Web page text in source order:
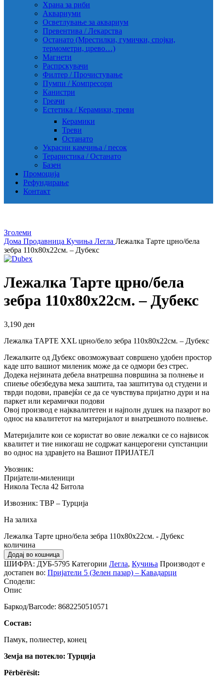
Храна за риби
Аквариуми
Осветлување за аквариум
Превентива / Лекарства
Останато (Мрестилки, гумички, спојки,
термометри, црево…)
Магнети
Распрскувачи
Филтер / Прочистување
Пумпи / Компресори
Канистри
Греачи
Естетика / Керамики, треви
Керамики
Треви
Останато
Украсни камчиња / песок
Тераристика / Останато
Базен
Промоција
Рефундирање
Контакт
Зголеми
Дома Продавница Кучиња Легла Лежалка Тарте црно/бела
зебра 110х80х22см. – Дубекс
Лежалка Тарте црно/бела
зебра 110х80х22см. – Дубекс
3,190 ден
Лежалка ТАРТЕ XXL црно/бело зебра 110х80х22см. – Дубекс
Лежалките од Дубекс овозможуваат совршено удобен простор
каде што вашиот миленик може да се одмори без стрес.
Додека нејзината дебела внатрешна површина за полнење и
спиење обезбедува мека заштита, таа заштитува од студени и
тврди подови, правејќи се да се чувствува пријатно дури и на
паркет или керамички подови
Овој производ е најквалитетен и најполн душек на пазарот во
однос на квалитетот на материјалот и внатрешното полнење.
Материјалите кои се користат во овие лежалки се со највисок
квалитет и тие никогаш не содржат канцерогени супстанции
во однос на здравјето на Вашиот ПРИЈАТЕЛ
Увозник:
Пријатели-миленици
Никола Тесла 42 Битола
Извозник: ТВР – Турција
На залиха
Лежалка Тарте црно/бела зебра 110х80х22см. - Дубекс
количина
Додај во кошница
ШИФРА: ДУБ-5795 Категории Легла, Кучиња Производот е
достапен во: Пријатели 5 (Зелен пазар) – Кавадарци
Сподели:
Опис
Баркод/Barcode: 8682250510571
Состав:
Памук, полиестер, конец
Земја на потекло: Турција
Përbërësit: